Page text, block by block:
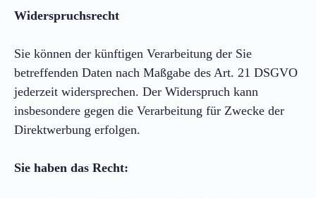
Widerspruchsrecht
Sie können der künftigen Verarbeitung der Sie
betreffenden Daten nach Maßgabe des Art. 21 DSGVO
jederzeit widersprechen. Der Widerspruch kann
insbesondere gegen die Verarbeitung für Zwecke der
Direktwerbung erfolgen.
Sie haben das Recht: